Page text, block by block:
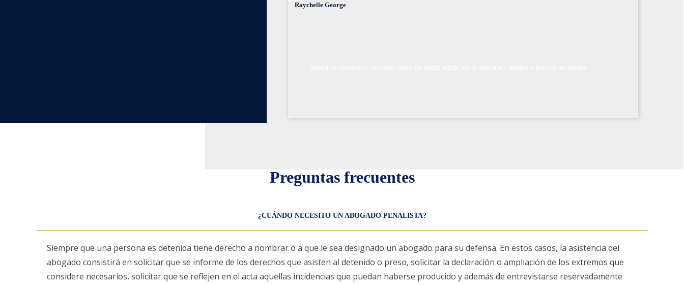
Raychelle George
Preguntas frecuentes
¿CUÁNDO NECESITO UN ABOGADO PENALISTA?
Siempre que una persona es detenida tiene derecho a nombrar o a que le sea designado un abogado para su defensa. En estos casos, la asistencia del
abogado consistirá en solicitar que se informe de los derechos que asisten al detenido o preso, solicitar la declaración o ampliación de los extremos que
considere necesarios, solicitar que se reflejen en el acta aquellas incidencias que puedan haberse producido y además de entrevistarse reservadamente